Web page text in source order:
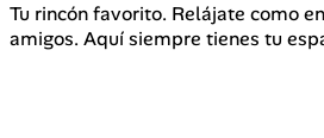
Tu rincón favorito. Relájate como
amigos. Aquí siempre tienes tu